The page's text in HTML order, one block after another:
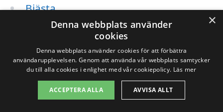
Bjästa
Själevad
Kåge
Domsjö
×
Denna webbplats använder
cookies
Denna webbplats använder cookies för att förbättra
användarupplevelsen. Genom att använda vår webbplats samtycker
du till alla cookies i enlighet med vår cookiepolicy. Läs mer
ACCEPTERA ALLA AVVISA ALLT